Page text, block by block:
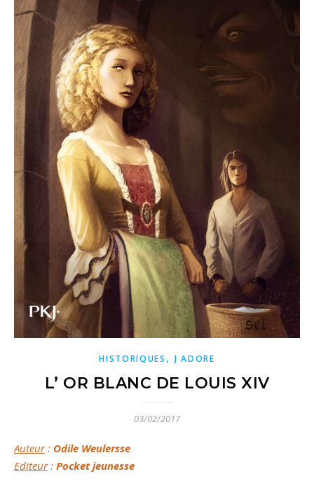
HISTORIQUES , J ADORE
L’ OR BLANC DE LOUIS XIV
03/02/2017
Auteur : Odile Weulersse
Editeur : Pocket jeunesse